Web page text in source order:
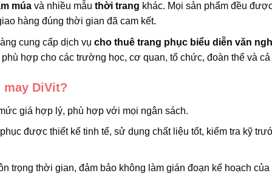
múavà nhiều mẫu thời trang khác. Mọi sản phẩm đều
hàng đúng thời gian đã cam kết.
cung cấp dịch vụ cho thuê trang phục biểu diễn văn
hợp cho các trường học, cơ quan, tổ chức, đoàn thể và cả
DiVit?
giá hợp lý, phù hợp với mọi ngân sách.
được thiết kế tinh tế, sử dụng chất liệu tốt, kiểm tra kỹ
trọng thời gian, đảm bảo không làm gián đoạn kế hoạch của